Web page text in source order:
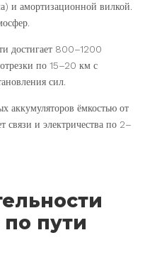
и амортизационной вилкой.
достигает 800–1200
по 15–20 км с
сил.
аккумуляторов ёмкостью от
и электричества по 2–
по пути